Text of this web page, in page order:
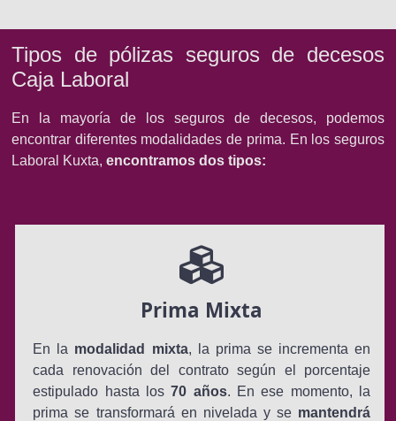
Tipos de pólizas seguros de decesos
Caja Laboral
En la mayoría de los seguros de decesos, podemos
encontrar diferentes modalidades de prima. En los seguros
Laboral Kuxta, encontramos dos tipos:
Prima Mixta
En la modalidad mixta, la prima se incrementa en
cada renovación del contrato según el porcentaje
estipulado hasta los70 años. En ese momento, la
prima se transformará en nivelada y se mantendrá